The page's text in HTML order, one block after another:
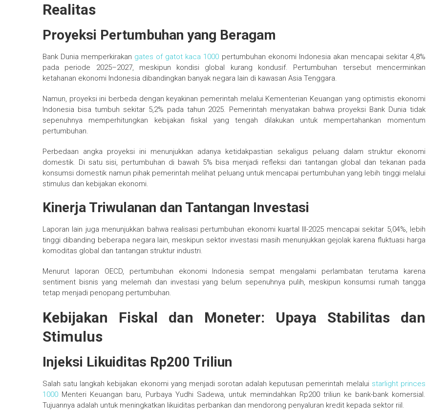
Realitas
Proyeksi Pertumbuhan yang Beragam
Bank Dunia memperkirakan gates of gatot kaca 1000 pertumbuhan ekonomi Indonesia akan mencapai sekitar 4,8%
pada periode 2025–2027, meskipun kondisi global kurang kondusif. Pertumbuhan tersebut mencerminkan
ketahanan ekonomi Indonesia dibandingkan banyak negara lain di kawasan Asia Tenggara.
Namun, proyeksi ini berbeda dengan keyakinan pemerintah melalui Kementerian Keuangan yang optimistis ekonomi
Indonesia bisa tumbuh sekitar 5,2% pada tahun 2025. Pemerintah menyatakan bahwa proyeksi Bank Dunia tidak
sepenuhnya memperhitungkan kebijakan fiskal yang tengah dilakukan untuk mempertahankan momentum
pertumbuhan.
Perbedaan angka proyeksi ini menunjukkan adanya ketidakpastian sekaligus peluang dalam struktur ekonomi
domestik. Di satu sisi, pertumbuhan di bawah 5% bisa menjadi refleksi dari tantangan global dan tekanan pada
konsumsi domestik namun pihak pemerintah melihat peluang untuk mencapai pertumbuhan yang lebih tinggi melalui
stimulus dan kebijakan ekonomi.
Kinerja Triwulanan dan Tantangan Investasi
Laporan lain juga menunjukkan bahwa realisasi pertumbuhan ekonomi kuartal III-2025 mencapai sekitar 5,04%, lebih
tinggi dibanding beberapa negara lain, meskipun sektor investasi masih menunjukkan gejolak karena fluktuasi harga
komoditas global dan tantangan struktur industri.
Menurut laporan OECD, pertumbuhan ekonomi Indonesia sempat mengalami perlambatan terutama karena
sentiment bisnis yang melemah dan investasi yang belum sepenuhnya pulih, meskipun konsumsi rumah tangga
tetap menjadi penopang pertumbuhan.
Kebijakan Fiskal dan Moneter: Upaya Stabilitas dan
Stimulus
Injeksi Likuiditas Rp200 Triliun
Salah satu langkah kebijakan ekonomi yang menjadi sorotan adalah keputusan pemerintah melalui starlight princes
1000 Menteri Keuangan baru, Purbaya Yudhi Sadewa, untuk memindahkan Rp200 triliun ke bank-bank komersial.
Tujuannya adalah untuk meningkatkan likuiditas perbankan dan mendorong penyaluran kredit kepada sektor riil.